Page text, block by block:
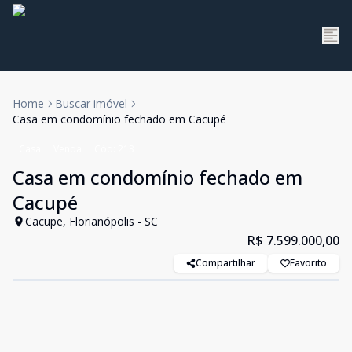
Home
Buscar imóvel
Casa em condomínio fechado em Cacupé
Casa em condomínio fechado em
Cacupé
Cacupe, Florianópolis - SC
R$ 7.599.000,00
Compartilhar Favorito